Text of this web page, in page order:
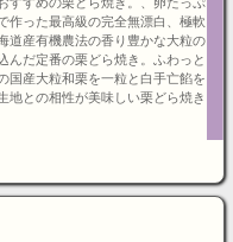
作った最高級の完全無漂白、極軟
道産有機農法の香り豊かな大粒の
んだ定番の栗どら焼き。ふわっと
国産大粒和栗を一粒と白手亡餡を
地との相性が美味しい栗どら焼き